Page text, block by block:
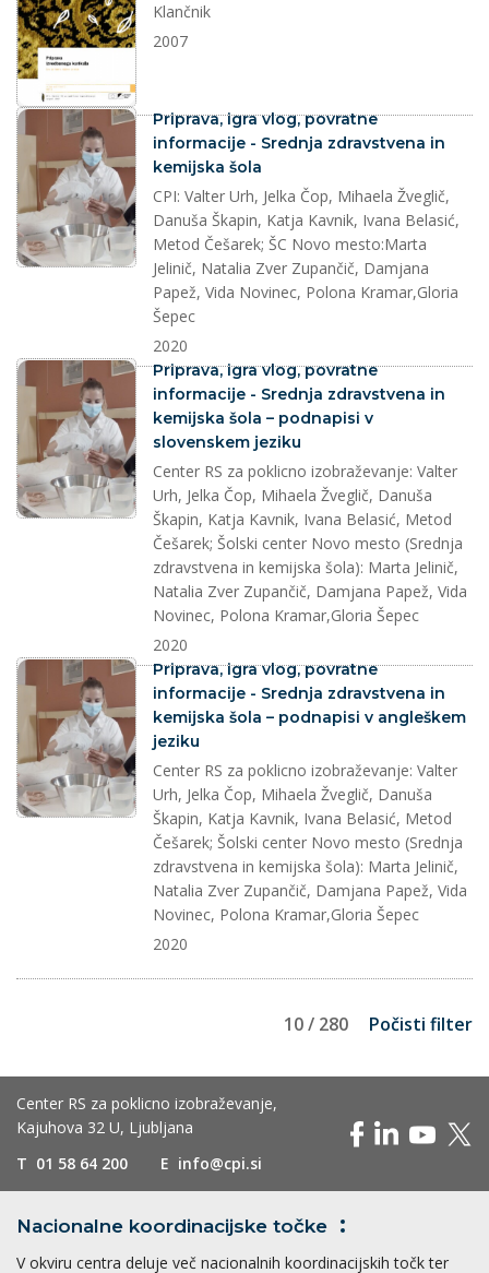
Klančnik
2007
splet
Priprava, igra vlog, povratne
informacije - Srednja zdravstvena in
kemijska šola
CPI: Valter Urh, Jelka Čop, Mihaela Žveglič,
Danuša Škapin, Katja Kavnik, Ivana Belasić,
Metod Češarek; ŠC Novo mesto:Marta
Jelinič, Natalia Zver Zupančič, Damjana
Papež, Vida Novinec, Polona Kramar,Gloria
Šepec
2020
splet
Priprava, igra vlog, povratne
informacije - Srednja zdravstvena in
kemijska šola – podnapisi v
slovenskem jeziku
Center RS za poklicno izobraževanje: Valter
Urh, Jelka Čop, Mihaela Žveglič, Danuša
Škapin, Katja Kavnik, Ivana Belasić, Metod
Češarek; Šolski center Novo mesto (Srednja
zdravstvena in kemijska šola): Marta Jelinič,
Natalia Zver Zupančič, Damjana Papež, Vida
Novinec, Polona Kramar,Gloria Šepec
2020
splet
Priprava, igra vlog, povratne
informacije - Srednja zdravstvena in
kemijska šola – podnapisi v angleškem
jeziku
Center RS za poklicno izobraževanje: Valter
Urh, Jelka Čop, Mihaela Žveglič, Danuša
Škapin, Katja Kavnik, Ivana Belasić, Metod
Češarek; Šolski center Novo mesto (Srednja
zdravstvena in kemijska šola): Marta Jelinič,
Natalia Zver Zupančič, Damjana Papež, Vida
Novinec, Polona Kramar,Gloria Šepec
2020
10 / 280 Počisti filter
Center RS za poklicno izobraževanje,
Kajuhova 32 U, Ljubljana
T 01 58 64 200 E info@cpi.si
Nacionalne koordinacijske točke
V okviru centra deluje več nacionalnih koordinacijskih točk ter